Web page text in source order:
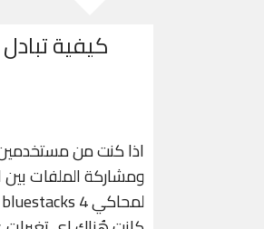
اذا كنت من
ومشاركة الملفات بين